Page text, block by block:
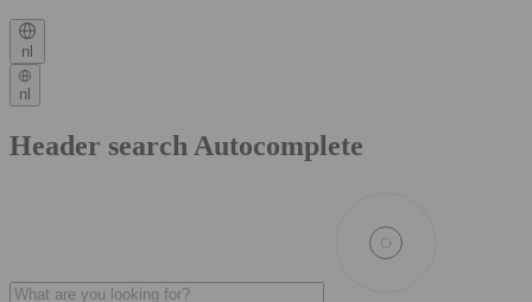
nl
nl
Header search Autocomplete